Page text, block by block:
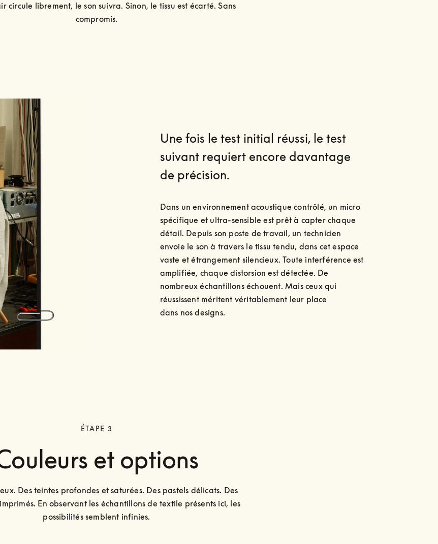
circule librement, le son suivra. Sinon, le tissu est écarté. Sans
compromis.
Une fois le test initial réussi, le test
suivant requiert encore davantage
de précision.
Dans un environnement acoustique contrôlé, un micro
spécifique et ultra-sensible est prêt à capter chaque
détail. Depuis son poste de travail, un technicien
envoie le son à travers le tissu tendu, dans cet espace
vaste et étrangement silencieux. Toute interférence est
amplifiée, chaque distorsion est détectée. De
nombreux échantillons échouent. Mais ceux qui
réussissent méritent véritablement leur place
dans nos designs.
ÉTAPE 3
et options
Des teintes profondes et saturées. Des pastels délicats. Des
En observant les échantillons de textile présents ici, les
possibilités semblent infinies.